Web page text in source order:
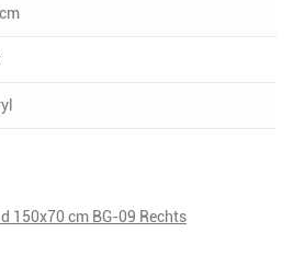
150x70 cm BG-09 Rechts